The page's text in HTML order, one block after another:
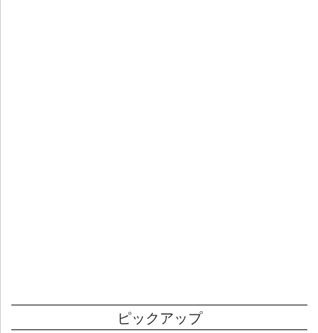
ピックアップ